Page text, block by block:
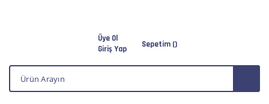
Üye Ol
Giriş Yap
Sepetim ()